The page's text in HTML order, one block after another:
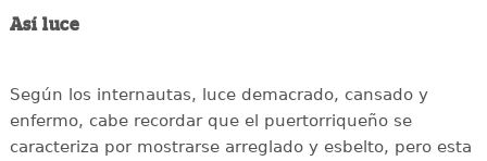
Así luce
Según los internautas, luce demacrado, cansado y
enfermo, cabe recordar que el puertorriqueño se
caracteriza por mostrarse arreglado y esbelto, pero esta